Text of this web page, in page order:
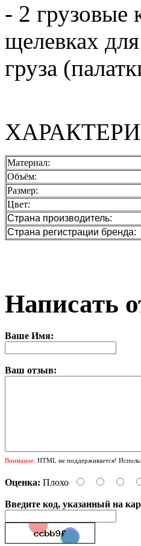
- 2 грузовые
щелевках
груза
Материал:
Объём:
Размер:
Цвет:
Страна производитель:
Страна регистрации бренда:
Написать
Ваше Имя:
Ваш отзыв:
Внимание: HTML не поддерживается!
Оценка: Плохо
Введите код, указанный на